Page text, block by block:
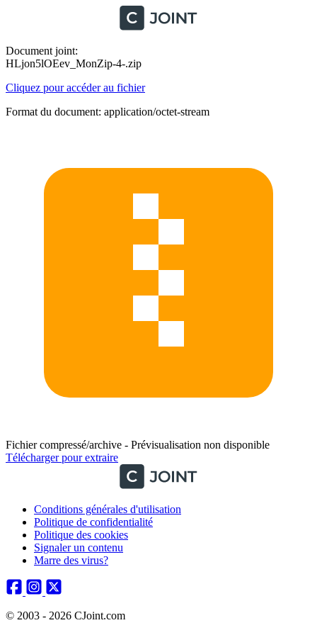
Document joint:
HLjon5lOEev_MonZip-4-.zip
Cliquez pour accéder au fichier
Format du document: application/octet-stream
Fichier compressé/archive - Prévisualisation non disponible
Télécharger pour extraire
Conditions générales d'utilisation
Politique de confidentialité
Politique des cookies
Signaler un contenu
Marre des virus?
© 2003 - 2026 CJoint.com